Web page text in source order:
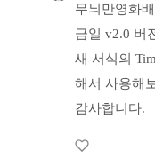
무늬만영화
금일 v2.0 버
새 서식의
해서 사용해
감사합니다.